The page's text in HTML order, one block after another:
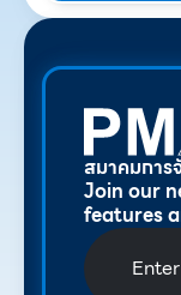
สมาคมการ
Join our
features